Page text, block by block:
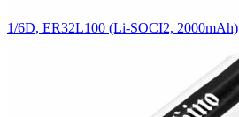
1/6D, ER32L100 (Li-SOCI2, 2000mAh)